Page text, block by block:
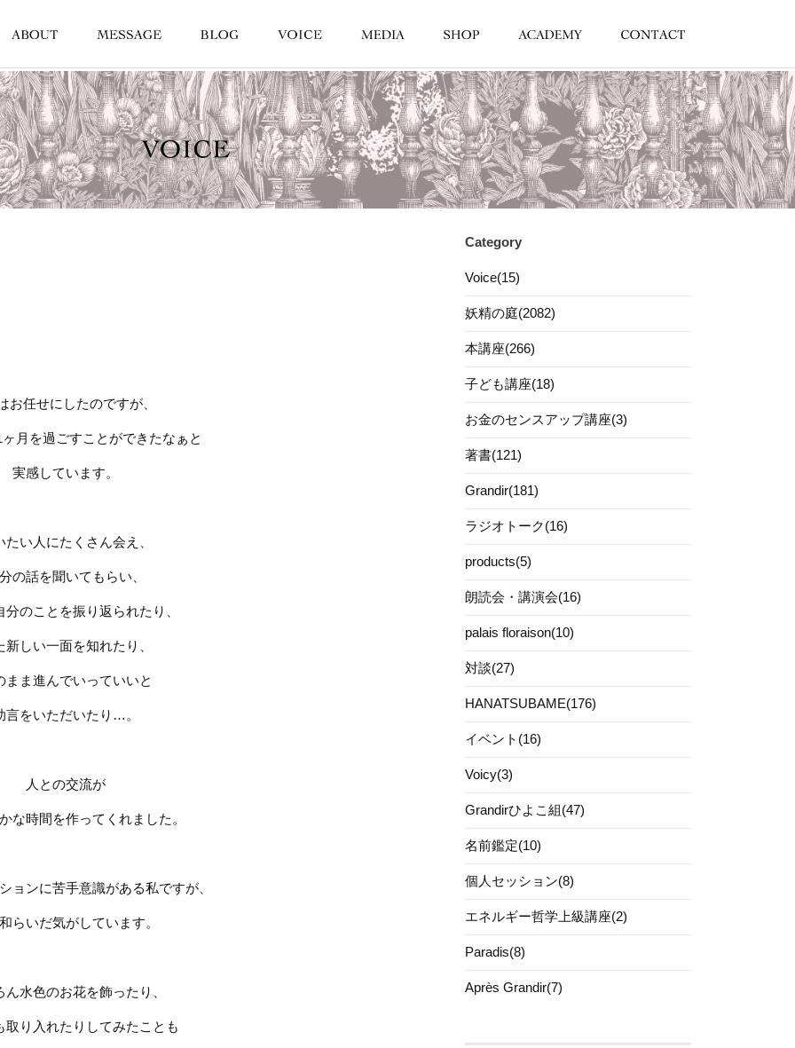
お任せにしたのですが、
ヶ月を過ごすことができたなぁと
実感しています。
たい人にたくさん会え、
の話を聞いてもらい、
分のことを振り返られたり、
新しい一面を知れたり、
まま進んでいっていいと
言をいただいたり … 。
人との交流が
な時間を作ってくれました。
ョンに苦手意識がある私ですが、
らいだ気がしています。
ん水色のお花を飾ったり、
取り入れたりしてみたことも
Category
Voice(15)
妖精の庭(2082)
本講座(266)
子ども講座(18)
お金のセンスアップ講座(3)
著書(121)
Grandir(181)
ラジオトーク(16)
products(5)
朗読会・講演会(16)
palais floraison(10)
対談(27)
HANATSUBAME(176)
イベント(16)
Voicy(3)
Grandirひよこ組(47)
名前鑑定(10)
個人セッション(8)
エネルギー哲学上級講座(2)
Paradis(8)
Après Grandir(7)